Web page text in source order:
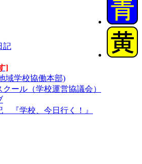
記
]
域学校協働本部)
ール（学校運営協議会）
『学校、今日行く！』